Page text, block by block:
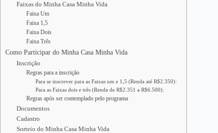
Faixas do Minha Casa Minha Vida
Faixa Um
Faixa 1,5
Faixa Dois
Faixa Três
Como Participar do Minha Casa Minha Vida
Inscrição
Regras para a inscrição
Para se inscrever para as Faixas um e 1,5 (Renda até R$2.350):
Para as Faixas dois e três (Renda de R$2.351 a R$6.500):
Regras após ser contemplado pelo programa
Documentos
Cadastro
Sorteio do Minha Casa Minha Vida